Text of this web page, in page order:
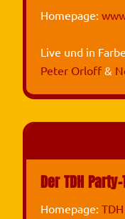
Homepage:
Live und in
Peter Orloff&
Der TDH
Homepage: